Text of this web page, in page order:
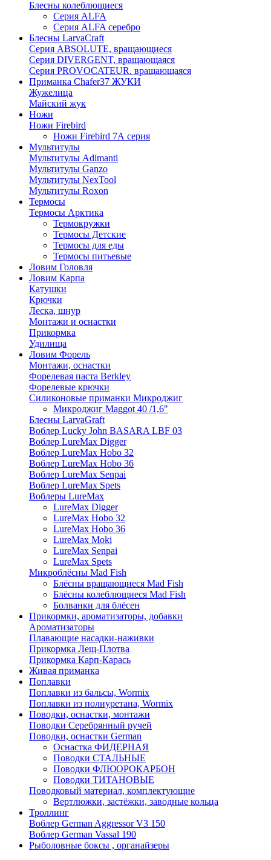
Блесны колеблющиеся
Серия ALFA
Серия ALFA серебро
Блесны LarvaCraft
Серия ABSOLUTE, вращающиеся
Серия DIVERGENT, вращающаяся
Серия PROVOCATEUR. вращающаяся
Приманка Chafer37 ЖУКИ
Жужелица
Майский жук
Ножи
Ножи Firebird
Ножи Firebird 7А серия
Мультитулы
Мультитулы Adimanti
Мультитулы Ganzo
Мультитулы NexTool
Мультитулы Roxon
Термосы
Термосы Арктика
Термокружки
Термосы Детские
Термосы для еды
Термосы питьевые
Ловим Головля
Ловим Карпа
Катушки
Крючки
Леска, шнур
Монтажи и оснастки
Прикормка
Удилища
Ловим Форель
Монтажи, оснастки
Форелевая паста Berkley
Форелевые крючки
Силиконовые приманки Микроджиг
Микроджиг Maggot 40 /1,6"
Блесны LarvaGraft
Воблер Lucky John BASARA LBF 03
Воблер LureMax Digger
Воблер LureMax Hobo 32
Воблер LureMax Hobo 36
Воблер LureMax Senpai
Воблер LureMax Spets
Воблеры LureMax
LureMax Digger
LureMax Hobo 32
LureMax Hobo 36
LureMax Moki
LureMax Senpai
LureMax Spets
Микроблёсны Mad Fish
Блёсны вращающиеся Mad Fish
Блёсны колеблющиеся Mad Fish
Болванки для блёсен
Прикормки, ароматизаторы, добавки
Ароматизаторы
Плавающие насадки-наживки
Прикормка Лещ-Плотва
Прикормка Карп-Карась
Живая приманка
Поплавки
Поплавки из бальсы, Wormix
Поплавки из полиуретана, Wormix
Поводки, оснастки, монтажи
Поводки Серебрянный ручей
Поводки, оснастки German
Оснастка ФИДЕРНАЯ
Поводки СТАЛЬНЫЕ
Поводки ФЛЮОРОКАРБОН
Поводки ТИТАНОВЫЕ
Поводковый материал, комплектующие
Вертлюжки, застёжки, заводные кольца
Троллинг
Воблер German Aggressor V3 150
Воблер German Vassal 190
Рыболовные боксы , органайзеры